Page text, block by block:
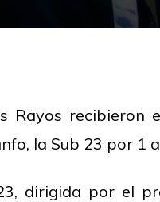
Rayos recibieron
la Sub 23 por 1
dirigida por el